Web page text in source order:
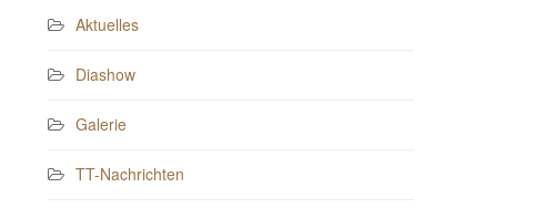
Aktuelles
Diashow
Galerie
TT-Nachrichten